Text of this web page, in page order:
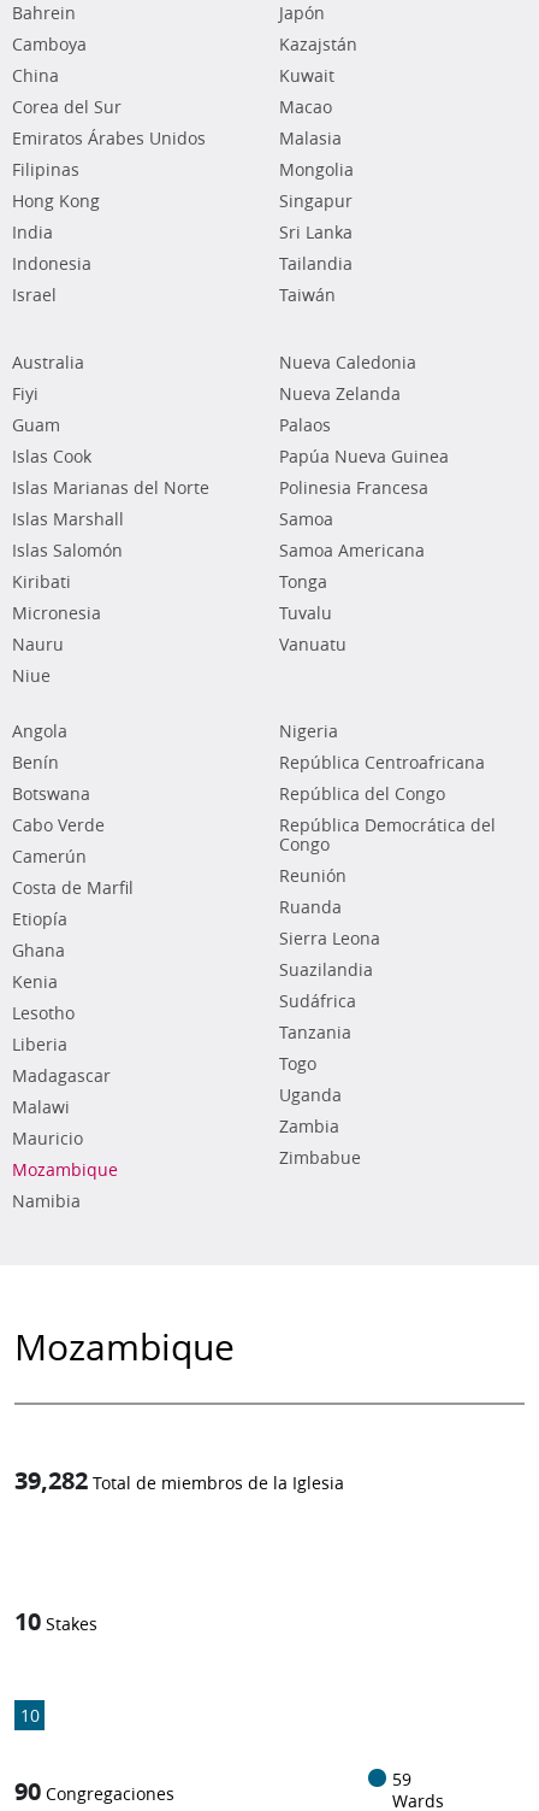
Bahrein
Camboya
China
Corea del Sur
Emiratos Árabes Unidos
Filipinas
Hong Kong
India
Indonesia
Israel
Japón
Kazajstán
Kuwait
Macao
Malasia
Mongolia
Singapur
Sri Lanka
Tailandia
Taiwán
Australia
Fiyi
Guam
Islas Cook
Islas Marianas del Norte
Islas Marshall
Islas Salomón
Kiribati
Micronesia
Nauru
Niue
Nueva Caledonia
Nueva Zelanda
Palaos
Papúa Nueva Guinea
Polinesia Francesa
Samoa
Samoa Americana
Tonga
Tuvalu
Vanuatu
Angola
Benín
Botswana
Cabo Verde
Camerún
Costa de Marfil
Etiopía
Ghana
Kenia
Lesotho
Liberia
Madagascar
Malawi
Mauricio
Mozambique
Namibia
Nigeria
República Centroafricana
República del Congo
República Democrática del
Congo
Reunión
Ruanda
Sierra Leona
Suazilandia
Sudáfrica
Tanzania
Togo
Uganda
Zambia
Zimbabue
Mozambique
39,282 Total de miembros de la Iglesia
10 Stakes
10
90 Congregaciones
59
Wards